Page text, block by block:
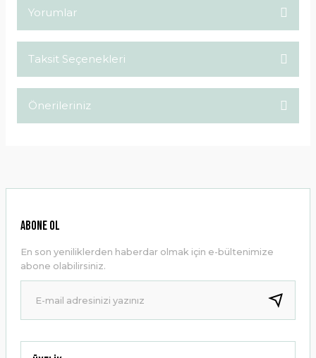
Yorumlar
Taksit Seçenekleri
Önerileriniz
Ürün resmi kalitesiz, bozuk veya görüntülenemiyor.
Ürün bilgilerinde hatalar bulunuyor.
Ürün fiyatı diğer sitelerden daha pahalı.
Bu ürüne benzer farklı alternatifler olmalı.
ABONE OL
En son yeniliklerden haberdar olmak için e-bültenimize
abone olabilirsiniz.